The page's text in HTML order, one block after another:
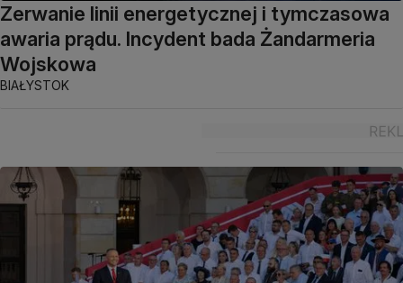
Zerwanie linii energetycznej i tymczasowa
awaria prądu. Incydent bada Żandarmeria
Wojskowa
BIAŁYSTOK